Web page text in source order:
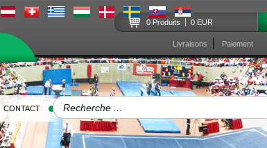
0 Produits 0 EUR
Livraisons Paiement
CONTACT